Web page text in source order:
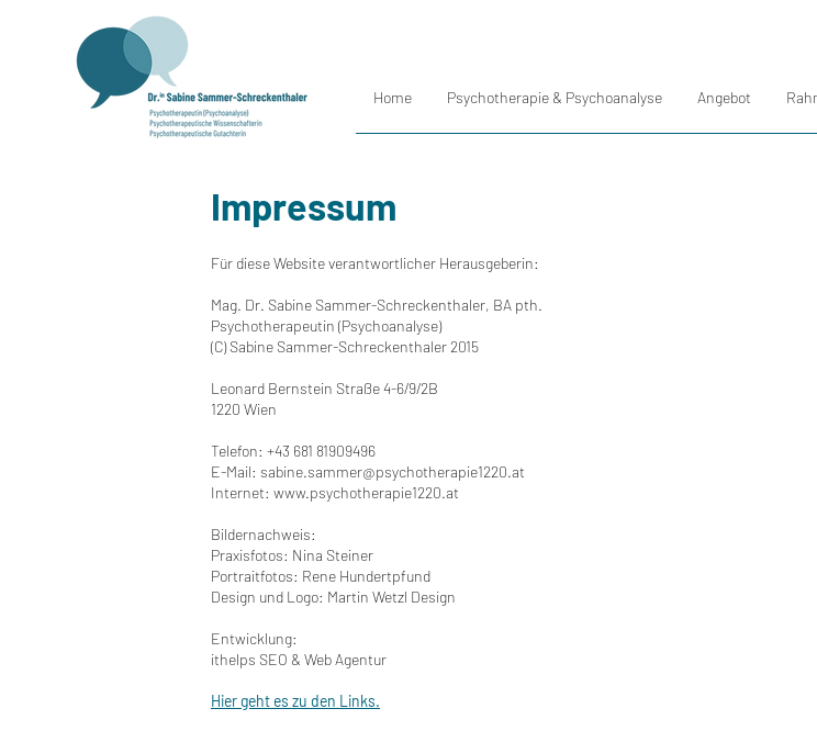
Home Psychotherapie & Psychoanalyse Angebot
Impressum
Für diese Website verantwortlicher Herausgeberin:
Mag. Dr. Sabine Sammer-Schreckenthaler, BA pth.
Psychotherapeutin (Psychoanalyse)
(C) Sabine Sammer-Schreckenthaler 2015
Leonard Bernstein Straße 4-6/9/2B
1220 Wien
Telefon: +43 681 81909496
E-Mail: sabine.sammer@psychotherapie1220.at
Internet: www.psychotherapie1220.at
Bildernachweis:
Praxisfotos: Nina Steiner
Portraitfotos: Rene Hundertpfund
Design und Logo: Martin Wetzl Design
Entwicklung:
ithelps SEO & Web Agentur
Hier geht es zu den Links.